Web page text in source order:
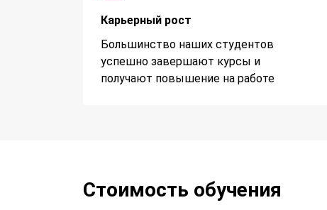
Карьерный рост
Большинство наших студентов
успешно завершают курсы и
получают повышение на работе
Стоимость обучения